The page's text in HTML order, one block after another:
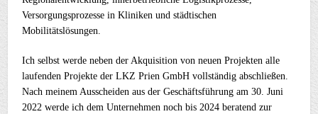
Versorgungsprozesse in Kliniken und städtischen
Mobilitätslösungen.
Ich selbst werde neben der Akquisition von neuen Projekten alle
laufenden Projekte der LKZ Prien GmbH vollständig abschließen.
Nach meinem Ausscheiden aus der Geschäftsführung am 30. Juni
2022 werde ich dem Unternehmen noch bis 2024 beratend zur